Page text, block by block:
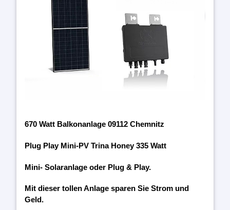
670 Watt Balkonanlage 09112 Chemnitz
Plug Play Mini-PV Trina Honey 335 Watt
Mini- Solaranlage oder Plug & Play.
Mit dieser tollen Anlage sparen Sie Strom und
Geld.